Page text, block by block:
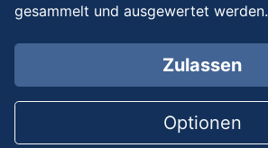
Mai 2024
März 2024
gesammelt und ausgewertet werden.
Zulassen
Optionen